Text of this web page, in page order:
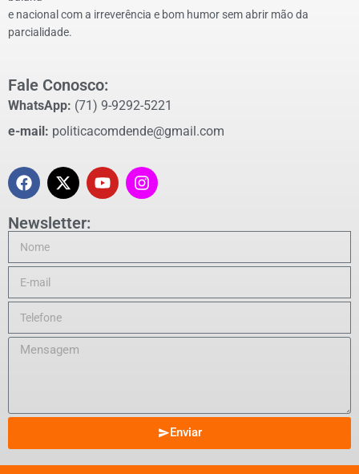
e nacional com a irreverência e bom humor sem abrir mão da
parcialidade.
Fale Conosco:
WhatsApp: (71) 9-9292-5221
e-mail: politicacomdende@gmail.com
Newsletter:
Enviar